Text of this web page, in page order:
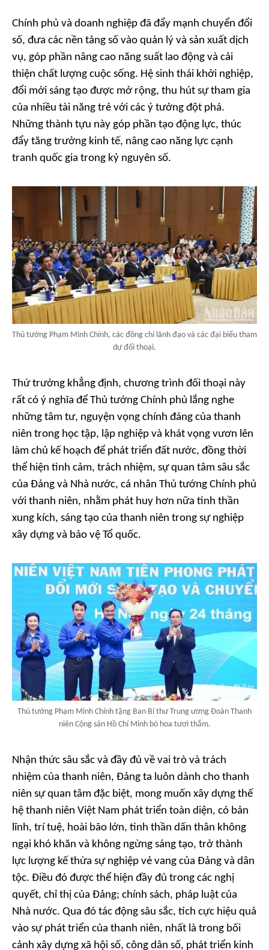
Chính phủ và doanh nghiệp đã đẩy mạnh chuyển đổi
số, đưa các nền tảng số vào quản lý và sản xuất dịch
vụ, góp phần nâng cao năng suất lao động và cải
thiện chất lượng cuộc sống. Hệ sinh thái khởi nghiệp,
đổi mới sáng tạo được mở rộng, thu hút sự tham gia
của nhiều tài năng trẻ với các ý tưởng đột phá.
Những thành tựu này góp phần tạo động lực, thúc
đẩy tăng trưởng kinh tế, nâng cao năng lực cạnh
tranh quốc gia trong kỷ nguyên số.
Thủ tướng Phạm Minh Chính, các đồng chí lãnh đạo và các đại biểu tham
dự đối thoại.
Thứ trưởng khẳng định, chương trình đối thoại này
rất có ý nghĩa để Thủ tướng Chính phủ lắng nghe
những tâm tư, nguyện vọng chính đáng của thanh
niên trong học tập, lập nghiệp và khát vọng vươn lên
làm chủ kế hoạch để phát triển đất nước, đồng thời
thể hiện tình cảm, trách nhiệm, sự quan tâm sâu sắc
của Đảng và Nhà nước, cá nhân Thủ tướng Chính phủ
với thanh niên, nhằm phát huy hơn nữa tinh thần
xung kích, sáng tạo của thanh niên trong sự nghiệp
xây dựng và bảo vệ Tổ quốc.
Thủ tướng Phạm Minh Chính tặng Ban Bí thư Trung ương Đoàn Thanh
niên Cộng sản Hồ Chí Minh bó hoa tươi thắm.
Nhận thức sâu sắc và đầy đủ về vai trò và trách
nhiệm của thanh niên, Đảng ta luôn dành cho thanh
niên sự quan tâm đặc biệt, mong muốn xây dựng thế
hệ thanh niên Việt Nam phát triển toàn diện, có bản
lĩnh, trí tuệ, hoài bão lớn, tinh thần dấn thân không
ngại khó khăn và không ngừng sáng tạo, trở thành
lực lượng kế thừa sự nghiệp vẻ vang của Đảng và dân
tộc. Điều đó được thể hiện đầy đủ trong các nghị
quyết, chỉ thị của Đảng; chính sách, pháp luật của
Nhà nước. Qua đó tác động sâu sắc, tích cực hiệu quả
vào sự phát triển của thanh niên, nhất là trong bối
cảnh xây dựng xã hội số, công dân số, phát triển kinh